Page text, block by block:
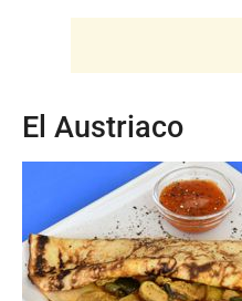
El Austriaco